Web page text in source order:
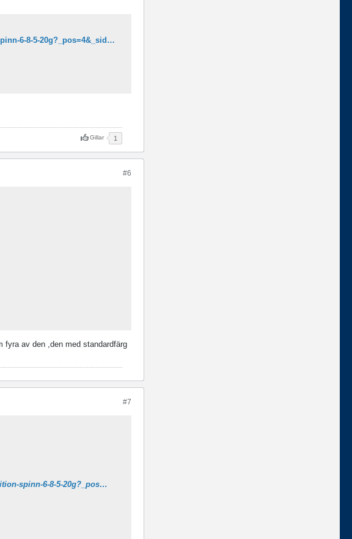
https://www.sportfiskegiganten.se/products/bite-of-bleak-a5-edition-spinn-6-8-5-20g?_pos=4&_sid=75fd0fb60&_ss=r
Gillar 1
#6
fyra av den ,den med standardfärg
#7
https://www.sportfiskegiganten.se/products/bite-of-bleak-a5-edition-spinn-6-8-5-20g?_pos=4&_sid=75fd0fb60&_ss=r